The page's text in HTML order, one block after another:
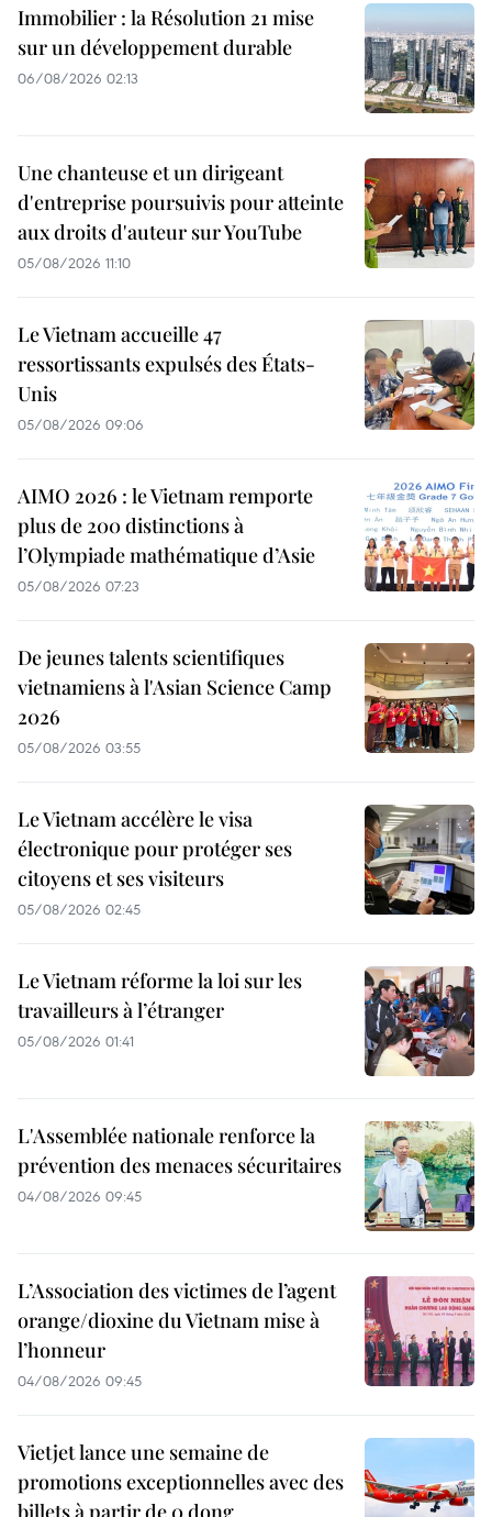
Immobilier : la Résolution 21 mise
sur un développement durable
06/08/2026 02:13
Une chanteuse et un dirigeant
d'entreprise poursuivis pour atteinte
aux droits d'auteur sur YouTube
05/08/2026 11:10
Le Vietnam accueille 47
ressortissants expulsés des États-
Unis
05/08/2026 09:06
AIMO 2026 : le Vietnam remporte
plus de 200 distinctions à
l’Olympiade mathématique d’Asie
05/08/2026 07:23
De jeunes talents scientifiques
vietnamiens à l'Asian Science Camp
2026
05/08/2026 03:55
Le Vietnam accélère le visa
électronique pour protéger ses
citoyens et ses visiteurs
05/08/2026 02:45
Le Vietnam réforme la loi sur les
travailleurs à l’étranger
05/08/2026 01:41
L'Assemblée nationale renforce la
prévention des menaces sécuritaires
04/08/2026 09:45
L’Association des victimes de l’agent
orange/dioxine du Vietnam mise à
l’honneur
04/08/2026 09:45
Vietjet lance une semaine de
promotions exceptionnelles avec des
billets à partir de 0 dong